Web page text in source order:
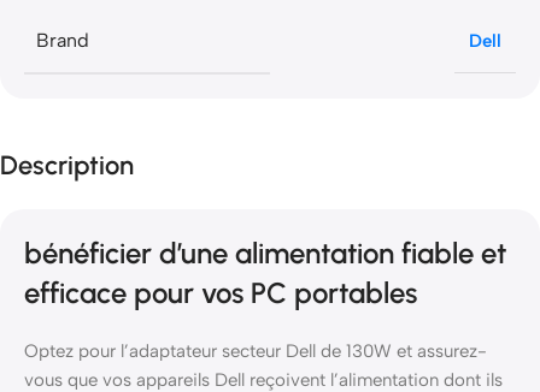
Brand Dell
Description
bénéficier d’une alimentation fiable et
efficace pour vos PC portables
Optez pour l’adaptateur secteur Dell de 130W et assurez-
vous que vos appareils Dell reçoivent l’alimentation dont ils